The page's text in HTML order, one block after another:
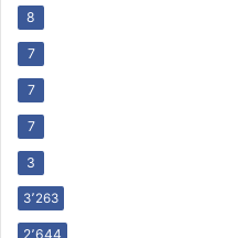
8
7
7
7
3
3٬263
2٬644